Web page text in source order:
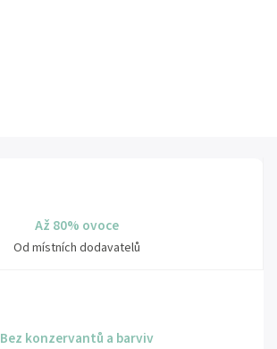
Až 80% ovoce
Od místních dodavatelů
Bez konzervantů a barviv